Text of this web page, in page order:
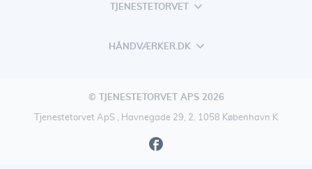
TJENESTETORVET
HÅNDVÆRKER.DK
© TJENESTETORVET APS 2026
Tjenestetorvet ApS , Havnegade 29, 2. 1058 København K